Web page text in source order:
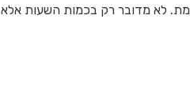
לא מדובר רק בכמות השעות אלא